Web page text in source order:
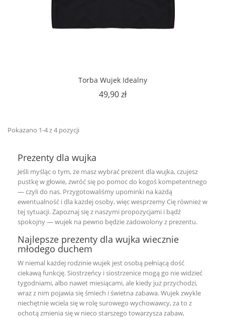
Torba Wujek Idealny
49,90 złCena
Pokazano 1-4 z 4 pozycji
Prezenty dla wujka
Jeśli myśląc o tym, że masz wybrać prezent dla wujka, czujesz
pustkę w głowie, zwróć się po pomoc do kogoś kompetentnego
— czyli do nas. Przygotowaliśmy upominki na każdą
ewentualność i dla każdej osoby, więc wesprzemy Cię również w
tej sytuacji. Zapoznaj się z naszymi propozycjami i bądź
spokojny — wujek na pewno będzie zadowolony z prezentu.
Najlepsze prezenty dla wujka wiecznie
młodego duchem
W niemal każdej rodzinie wujek jest osobą pełniącą dość
ciekawą funkcję. Siostrzeńcy i siostrzenice mogą go nie widzieć
tygodniami, albo nawet miesiącami, ale kiedy już przychodzi,
wraz z nim pojawia się śmiech i świetna zabawa. Wujek zwykle
niechętnie wciela się w rolę surowego wychowawcy, za to z
ochotą zmienia się w nieco starszego towarzysza zabaw,